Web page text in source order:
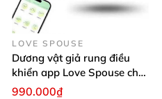
LOVE SPOUSE
Dương vật giả rung điều
khiển app Love Spouse cho
Les nhanh nhạy
990.000₫